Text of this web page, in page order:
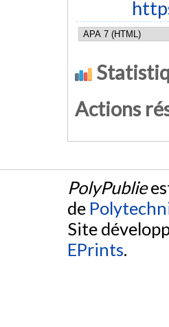
Actions
PolyPublie
de
Site
EPrints.